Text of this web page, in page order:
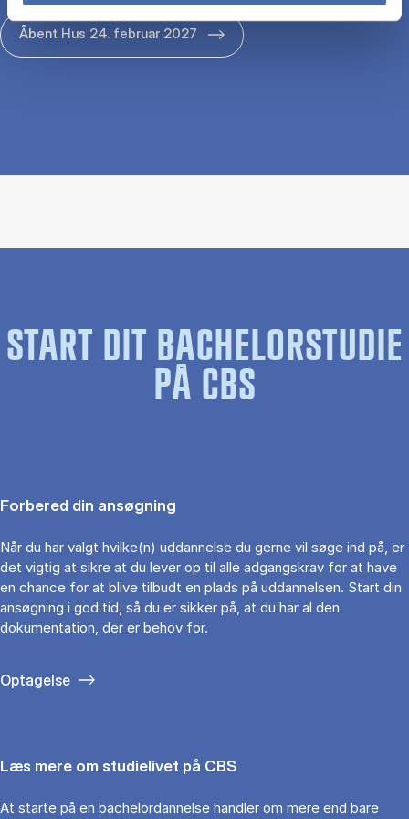
Åbent Hus 24. februar 2027
START DIT BACHELORSTUDIE
PÅ CBS
Forbered din ansøgning
Når du har valgt hvilke(n) uddannelse du gerne vil søge ind på, er
det vigtig at sikre at du lever op til alle adgangskrav for at have
en chance for at blive tilbudt en plads på uddannelsen. Start din
ansøgning i god tid, så du er sikker på, at du har al den
dokumentation, der er behov for.
Optagelse
Læs mere om studielivet på CBS
At starte på en bachelordannelse handler om mere end bare